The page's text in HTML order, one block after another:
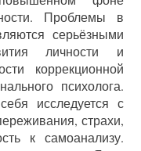
Проблемы в
серьёзными
личности и
коррекционной
психолога.
исследуется с
страхи,
к самоанализу.